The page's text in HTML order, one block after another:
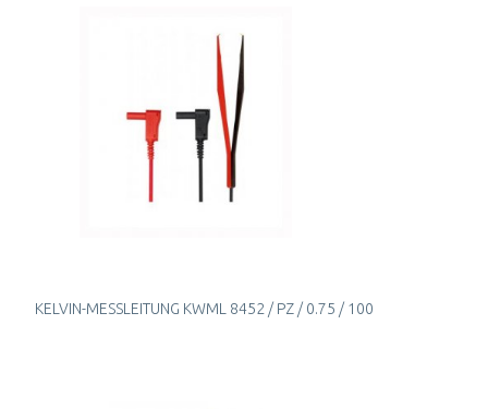
KELVIN-MESSLEITUNG KWML 8452 / PZ / 0.75 / 100